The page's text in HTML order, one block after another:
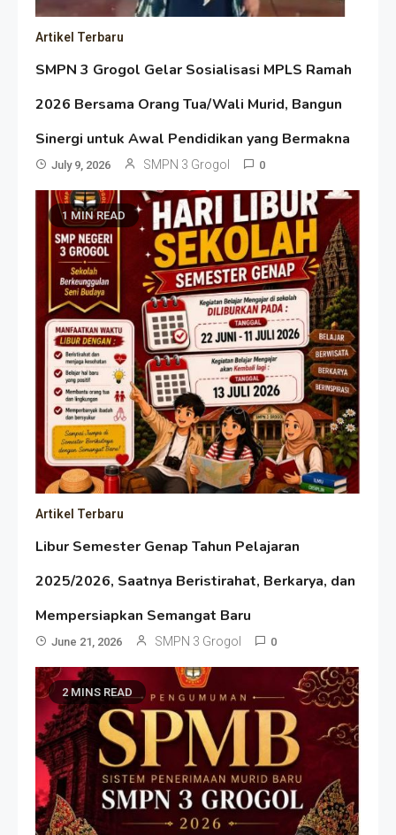
Artikel Terbaru
SMPN 3 Grogol Gelar Sosialisasi MPLS Ramah
2026 Bersama Orang Tua/Wali Murid, Bangun
Sinergi untuk Awal Pendidikan yang Bermakna
July 9, 2026 SMPN 3 Grogol 0
1 MIN READ
Artikel Terbaru
Libur Semester Genap Tahun Pelajaran
2025/2026, Saatnya Beristirahat, Berkarya, dan
Mempersiapkan Semangat Baru
June 21, 2026 SMPN 3 Grogol 0
2 MINS READ